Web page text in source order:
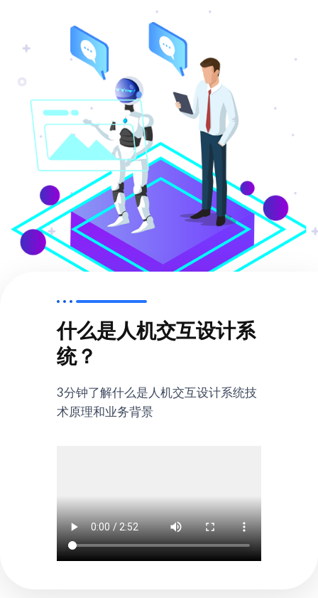
什么是人机交互设计系
统？
3分钟了解什么是人机交互设计系统技
术原理和业务背景